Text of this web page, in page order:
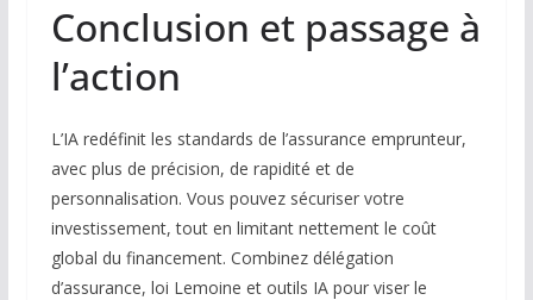
Conclusion et passage à
l’action
L’IA redéfinit les standards de l’assurance emprunteur,
avec plus de précision, de rapidité et de
personnalisation. Vous pouvez sécuriser votre
investissement, tout en limitant nettement le coût
global du financement. Combinez délégation
d’assurance, loi Lemoine et outils IA pour viser le